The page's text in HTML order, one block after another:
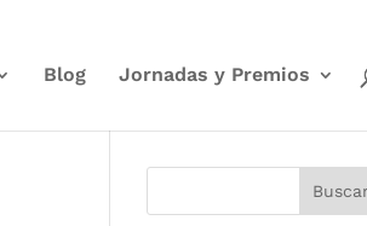
Blog Jornadas y Premios